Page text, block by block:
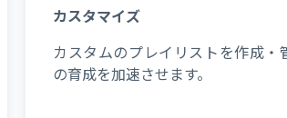
カスタマイズ
カスタムのプレイリストを作成・
の育成を加速させます。